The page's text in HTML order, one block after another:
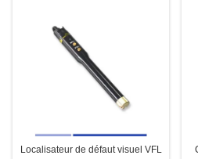
Localisateur de défaut visuel VFL